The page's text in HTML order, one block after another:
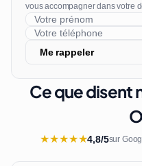
vous accompagner dans votre
Me rappeler
Ce que disent
★★★★★4,8/5sur